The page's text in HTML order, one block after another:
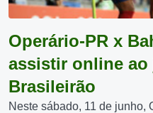
Operário-PR x
assistir online ao
Brasileirão
Neste sábado, 11 de junho,